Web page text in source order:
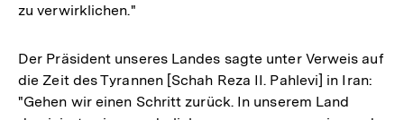
zu verwirklichen."
Der Präsident unseres Landes sagte unter Verweis auf
die Zeit des Tyrannen [Schah Reza II. Pahlevi] in Iran:
"Gehen wir einen Schritt zurück. In unserem Land